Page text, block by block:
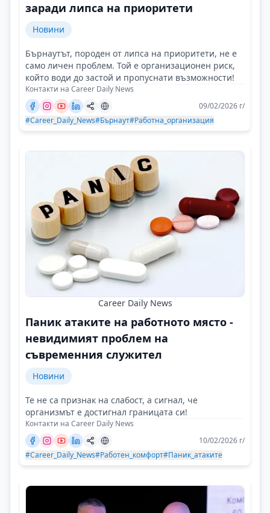
заради липса на приоритети
Новини
Бърнаутът, породен от липса на приоритети, не е
само личен проблем. Той е организационен риск,
който води до застой и пропуснати възможности!
Контакти на Career Daily News
09/02/2026 г/
#Career_Daily_News#Бърнаут#Работна_организация
Career Daily News
Паник атаките на работното място -
невидимият проблем на
съвременния служител
Новини
Те не са признак на слабост, а сигнал, че
организмът е достигнал границата си!
Контакти на Career Daily News
10/02/2026 г/
#Career_Daily_News#Работен_комфорт#Паник_атаките